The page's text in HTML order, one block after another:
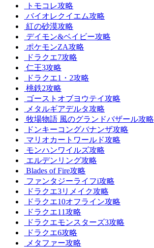
トモコレ攻略
バイオレクイエム攻略
紅の砂漠攻略
デイモン&ベイビー攻略
ポケモンZA攻略
ドラクエ7攻略
仁王3攻略
ドラクエ1・2攻略
桃鉄2攻略
ゴーストオブヨウテイ攻略
メタルギアデルタ攻略
牧場物語 風のグランドバザール攻略
ドンキーコングバナンザ攻略
マリオカートワールド攻略
モンハンワイルズ攻略
エルデンリング攻略
Blades of Fire攻略
ファンタジーライフi攻略
ドラクエ3リメイク攻略
ドラクエ10オフライン攻略
ドラクエ11攻略
ドラクエモンスターズ3攻略
ドラクエ6攻略
メタファー攻略